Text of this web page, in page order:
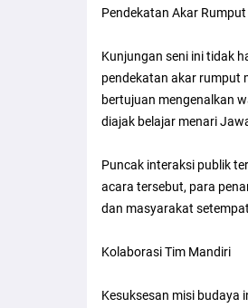
Pendekatan Akar
Kunjungan seni ini tidak
pendekatan akar rumput
bertujuan mengenalkan
diajak belajar menari
Puncak interaksi publik
acara tersebut, para
dan masyarakat
Kolaborasi Tim Mandiri
Kesuksesan misi budaya